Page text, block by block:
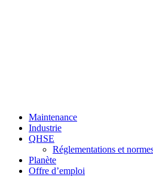
Maintenance
Industrie
QHSE
Réglementations et
Planète
Offre d’emploi